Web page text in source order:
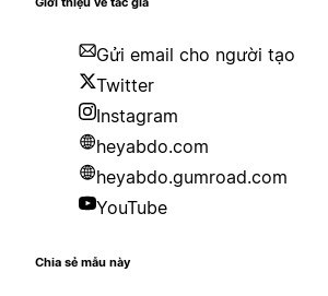
Giới thiệu về tác giả
Gửi email cho người tạo
Twitter
Instagram
heyabdo.com
heyabdo.gumroad.com
YouTube
Chia sẻ mẫu này